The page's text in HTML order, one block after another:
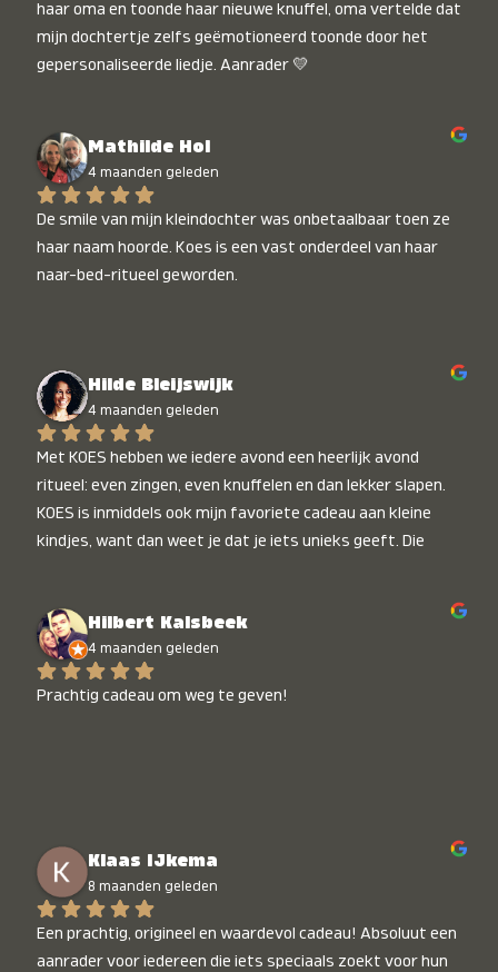
haar oma en toonde haar nieuwe knuffel, oma vertelde dat
mijn dochtertje zelfs geëmotioneerd toonde door het
gepersonaliseerde liedje. Aanrader 💛
Mathilde Hol
4 maanden geleden
De smile van mijn kleindochter was onbetaalbaar toen ze
haar naam hoorde. Koes is een vast onderdeel van haar
naar-bed-ritueel geworden.
Hilde Bleijswijk
4 maanden geleden
Met KOES hebben we iedere avond een heerlijk avond
ritueel: even zingen, even knuffelen en dan lekker slapen.
KOES is inmiddels ook mijn favoriete cadeau aan kleine
kindjes, want dan weet je dat je iets unieks geeft. Die
Hilbert Kalsbeek
4 maanden geleden
Prachtig cadeau om weg te geven!
Klaas IJkema
8 maanden geleden
Een prachtig, origineel en waardevol cadeau! Absoluut een
aanrader voor iedereen die iets speciaals zoekt voor hun